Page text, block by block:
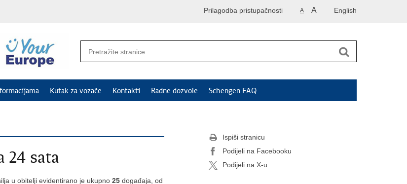
English
A A
Prilagodba pristupačnosti
Kutak za vozače Kontakti Radne dozvole Schengen FAQ
sata
u obitelji evidentirano je ukupno 25 događaja, od
Ispiši stranicu
Podijeli na Facebooku
Podijeli na X-u